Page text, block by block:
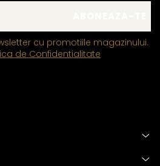
cu promotiile magazinului.
de Confidentialitate